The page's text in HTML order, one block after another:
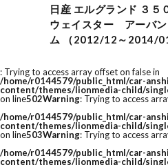
日産 エルグランド ３５
ウェイスター アーバン
ム （2012/12～2014/01
: Trying to access array offset on false in
/home/r0144579/public_html/car-
content/themes/lionmedia-child/
on line502Warning: Trying to access
/home/r0144579/public_html/car-
content/themes/lionmedia-child/
on line503Warning: Trying to access
/home/r0144579/public_html/car-
content/themes/lionmedia-child/